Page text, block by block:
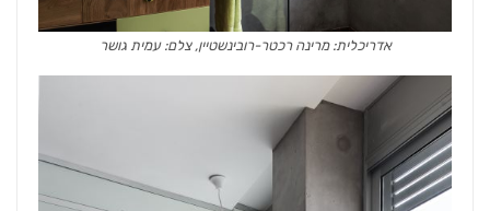
אדריכלית: מרינה רכטר-רובינשטיין, צלם: עמית גושר